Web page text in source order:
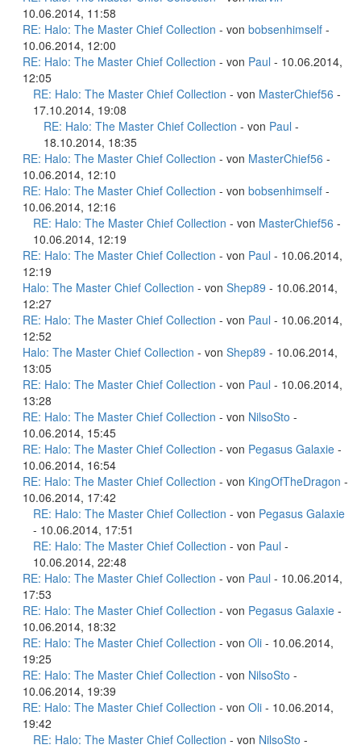
10.06.2014, 11:58
RE: Halo: The Master Chief Collection - von bobsenhimself -
10.06.2014, 12:00
RE: Halo: The Master Chief Collection - von Paul - 10.06.2014,
12:05
RE: Halo: The Master Chief Collection - von MasterChief56 -
17.10.2014, 19:08
RE: Halo: The Master Chief Collection - von Paul -
18.10.2014, 18:35
RE: Halo: The Master Chief Collection - von MasterChief56 -
10.06.2014, 12:10
RE: Halo: The Master Chief Collection - von bobsenhimself -
10.06.2014, 12:16
RE: Halo: The Master Chief Collection - von MasterChief56 -
10.06.2014, 12:19
RE: Halo: The Master Chief Collection - von Paul - 10.06.2014,
12:19
Halo: The Master Chief Collection - von Shep89 - 10.06.2014,
12:27
RE: Halo: The Master Chief Collection - von Paul - 10.06.2014,
12:52
Halo: The Master Chief Collection - von Shep89 - 10.06.2014,
13:05
RE: Halo: The Master Chief Collection - von Paul - 10.06.2014,
13:28
RE: Halo: The Master Chief Collection - von NilsoSto -
10.06.2014, 15:45
RE: Halo: The Master Chief Collection - von Pegasus Galaxie -
10.06.2014, 16:54
RE: Halo: The Master Chief Collection - von KingOfTheDragon -
10.06.2014, 17:42
RE: Halo: The Master Chief Collection - von Pegasus Galaxie
- 10.06.2014, 17:51
RE: Halo: The Master Chief Collection - von Paul -
10.06.2014, 22:48
RE: Halo: The Master Chief Collection - von Paul - 10.06.2014,
17:53
RE: Halo: The Master Chief Collection - von Pegasus Galaxie -
10.06.2014, 18:32
RE: Halo: The Master Chief Collection - von Oli - 10.06.2014,
19:25
RE: Halo: The Master Chief Collection - von NilsoSto -
10.06.2014, 19:39
RE: Halo: The Master Chief Collection - von Oli - 10.06.2014,
19:42
RE: Halo: The Master Chief Collection - von NilsoSto -